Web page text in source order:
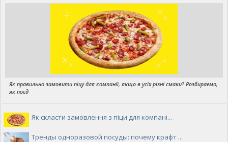
Як правильно замовити піцу для компанії, якщо в усіх різні смаки? Розбираємо,
як поєд
Як скласти замовлення з піци для компані...
Тренды одноразовой посуды: почему крафт ...